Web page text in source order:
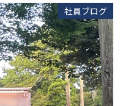
社員ブログ